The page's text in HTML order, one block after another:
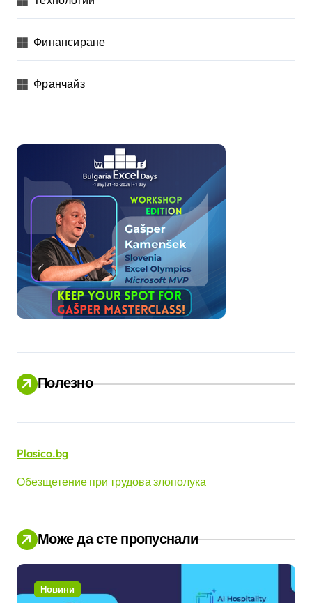
Финансиране
Франчайз
Полезно
Plasico.bg
Обезщетение при трудова злополука
Може да сте пропуснали
Новини